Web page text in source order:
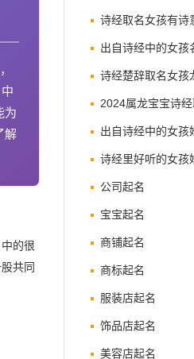
为
解
的很
共同
诗经取名女孩有诗
出自诗经中的女孩
诗经楚辞取名女孩
2024属龙宝宝诗
出自诗经中的女孩
诗经里好听的女孩
公司起名
宝宝起名
商铺起名
商标起名
服装店起名
饰品店起名
美容店起名